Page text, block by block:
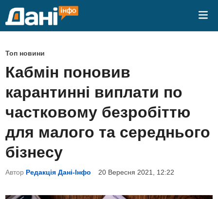
P
o
s
e
i
n
Топ новини
Кабмін поновив
карантинні виплати по
частковому безробіттю
для малого та середнього
бізнесу
Автор Редакція Дані-Інфо 20 Вересня 2021, 12:22